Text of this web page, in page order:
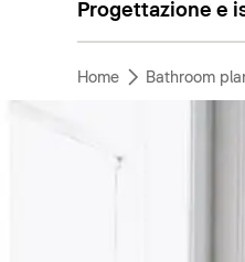
Progettazione e
Home Bathroom